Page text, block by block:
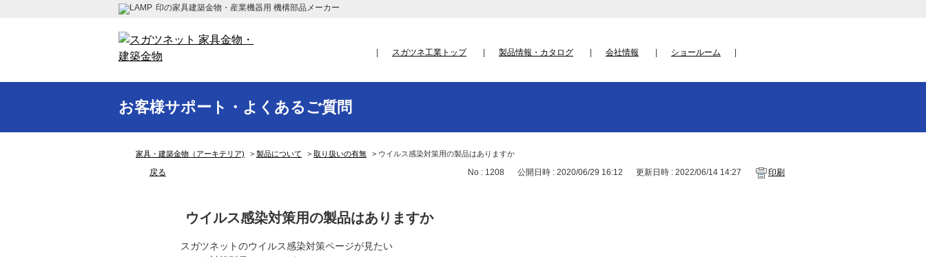
印の家具建築金物・産業機器用 機構部品メーカー
スガツネ工業トップ 製品情報・カタログ 会社情報 ショールーム
お客様サポート・よくあるご質問
家具・建築金物（アーキテリア) > 製品について > 取り扱いの有無 > ウイルス感染対策用の製品はありますか
戻る No : 1208 公開日時 : 2020/06/29 16:12 更新日時 : 2022/06/14 14:27 印刷
ウイルス感染対策用の製品はありますか
スガツネットのウイルス感染対策ページが見たい